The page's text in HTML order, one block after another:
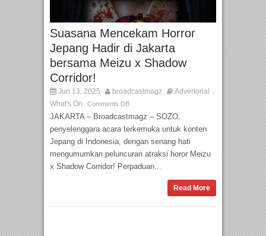
Suasana Mencekam Horror
Jepang Hadir di Jakarta
bersama Meizu x Shadow
Corridor!
Jun 13, 2025 broadcastmagz Advertorial
What's On Comments Off
JAKARTA – Broadcastmagz – SOZO,
penyelenggara acara terkemuka untuk konten
Jepang di Indonesia, dengan senang hati
mengumumkan peluncuran atraksi horor Meizu
x Shadow Corridor! Perpaduan...
Read More